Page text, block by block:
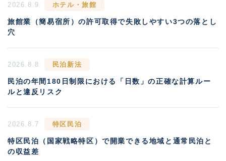
2026.8.9 ホテル・旅館
旅館業（簡易宿所）の許可取得で失敗しやすい3つの落とし
穴
2026.8.8 民泊新法
民泊の年間180日制限における「日数」の正確な計算ルー
ルと違反リスク
2026.8.7 特区民泊
特区民泊（国家戦略特区）で開業できる地域と通常民泊と
の収益差